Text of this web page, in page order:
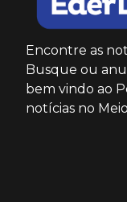
Encontre as
Busque ou
bem vindo ao
notícias no